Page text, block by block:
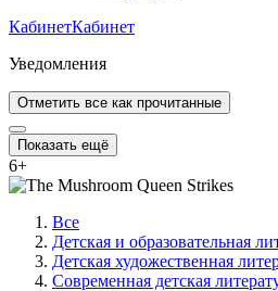
КабинетКабинет
Уведомления
Отметить все как прочитанные
Показать ещё
6+
Все
Детская и образовательная
Детская художественная
Современная детская